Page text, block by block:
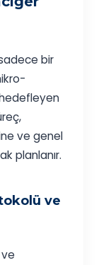
bir
ve genel
planlanır.
ve